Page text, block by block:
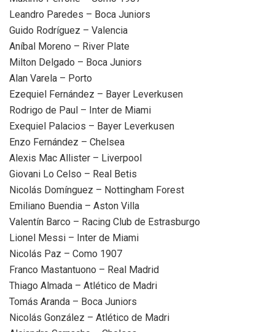
Leandro Paredes – Boca Juniors
Guido Rodríguez – Valencia
Aníbal Moreno – River Plate
Milton Delgado – Boca Juniors
Alan Varela – Porto
Ezequiel Fernández – Bayer Leverkusen
Rodrigo de Paul – Inter de Miami
Exequiel Palacios – Bayer Leverkusen
Enzo Fernández – Chelsea
Alexis Mac Allister – Liverpool
Giovani Lo Celso – Real Betis
Nicolás Domínguez – Nottingham Forest
Emiliano Buendia – Aston Villa
Valentín Barco – Racing Club de Estrasburgo
Lionel Messi – Inter de Miami
Nicolás Paz – Como 1907
Franco Mastantuono – Real Madrid
Thiago Almada – Atlético de Madri
Tomás Aranda – Boca Juniors
Nicolás González – Atlético de Madri